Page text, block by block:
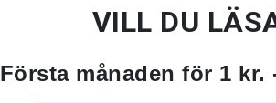
VILL DU
Första månaden för 1